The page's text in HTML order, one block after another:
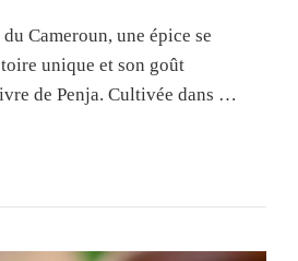
Cameroun, une épice se
unique et son goût
de Penja. Cultivée dans …